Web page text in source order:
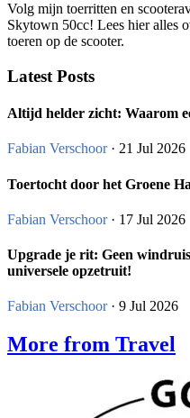
Volg mijn toerritten en
Skytown 50cc! Lees hier alles
toeren op de scooter.
Latest Posts
Altijd helder zicht: Waarom
Fabian Verschoor· 21 Jul 2026
Toertocht door het Groene
Fabian Verschoor· 17 Jul 2026
Upgrade je rit: Geen
universele opzetruit!
Fabian Verschoor· 9 Jul 2026
More from Travel